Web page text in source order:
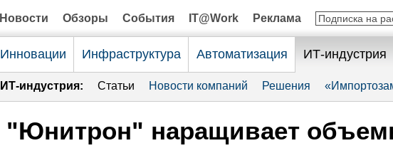
Новости Обзоры События IT@Work Реклама
Инновации Инфраструктура Автоматизация ИТ-индустрия
ИТ-индустрия: Статьи Новости компаний Решения
"Юнитрон" наращивает